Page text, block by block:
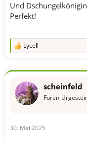
Und
Perfekt!
R
k
o
:
Lycell
scheinfeld
Foren-
30. Mai 2025